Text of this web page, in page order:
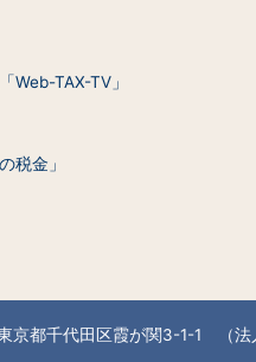
Web-TAX-TV」
税金」
都千代田区霞が関3-1-1 （法